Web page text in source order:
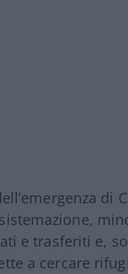
di
e trasferiti e,
a cercare